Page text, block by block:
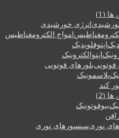
(1)
انرژی خورشیدی
امواج الکترومغناطیس
اپتوفلویدیک
اپتوالکترونیک
بلورهای فوتونی
پلاسمونیک
کند
(2)
بیوفوتونیک
سنسورهای نوری